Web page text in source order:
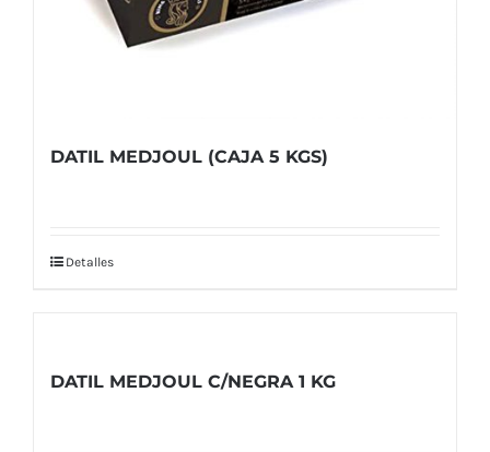
DATIL MEDJOUL (CAJA 5 KGS)
Detalles
DATIL MEDJOUL C/NEGRA 1 KG